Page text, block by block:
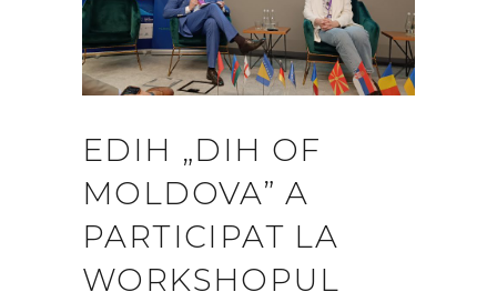
EDIH „DIH OF
MOLDOVA” A
PARTICIPAT LA
WORKSHOPUL